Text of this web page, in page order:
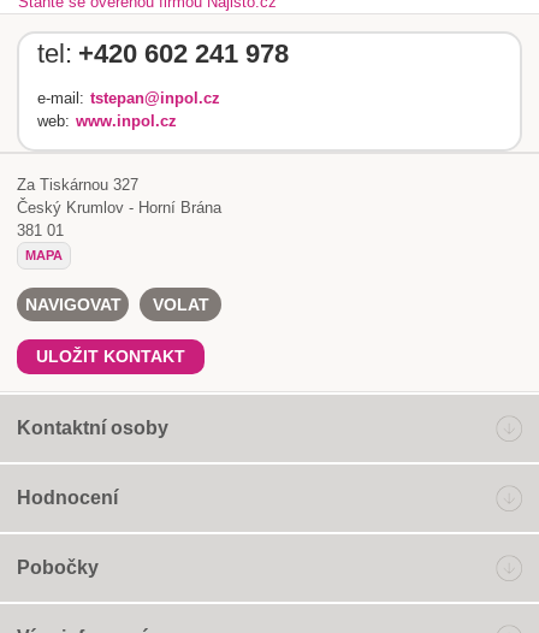
tel: +420 602 241 978
e-mail: tstepan@inpol.cz
web: www.inpol.cz
Za Tiskárnou 327
Český Krumlov - Horní Brána
381 01
MAPA
NAVIGOVAT VOLAT
ULOŽIT KONTAKT
Kontaktní osoby
Hodnocení
Pobočky